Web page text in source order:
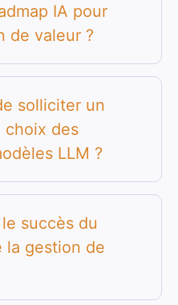
IA pour
de valeur ?
solliciter un
choix des
LLM ?
succès du
la gestion de